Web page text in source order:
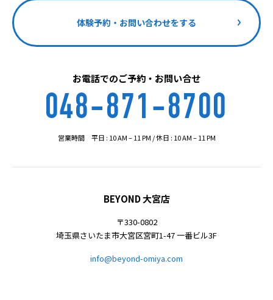
体験予約・お問い合わせをする
お電話でのご予約・お問い合せ
048-871-8700
営業時間 平日 : 10 AM – 11 PM / 休日 : 10 AM – 11 PM
BEYOND 大宮店
〒330-0802
埼玉県さいたま市大宮区宮町1-47 一番ビル3F
info@beyond-omiya.com